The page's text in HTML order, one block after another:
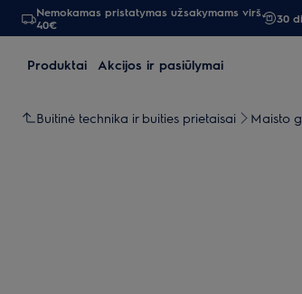
Nemokamas pristatymas užsakymams virš
40€
30
Produktai Akcijos ir pasiūlymai
Buitinė technika ir buities prietaisai Maisto